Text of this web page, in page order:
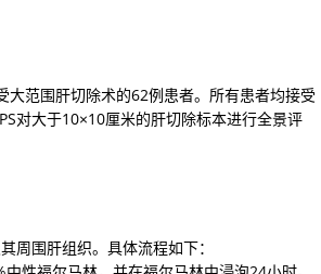
范围肝切除术的62例患者。所有患者均接受
对大于10×10厘米的肝切除标本进行全景评
周围肝组织。具体流程如下：